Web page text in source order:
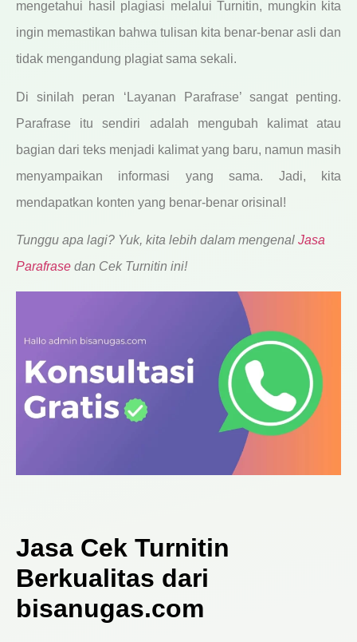
mengetahui hasil plagiasi melalui Turnitin, mungkin kita
ingin memastikan bahwa tulisan kita benar-benar asli dan
tidak mengandung plagiat sama sekali.
Di sinilah peran ‘Layanan Parafrase’ sangat penting.
Parafrase itu sendiri adalah mengubah kalimat atau
bagian dari teks menjadi kalimat yang baru, namun masih
menyampaikan informasi yang sama. Jadi, kita
mendapatkan konten yang benar-benar orisinal!
Tunggu apa lagi? Yuk, kita lebih dalam mengenal Jasa
Parafrase dan Cek Turnitin ini!
Jasa Cek Turnitin
Berkualitas dari
bisanugas.com